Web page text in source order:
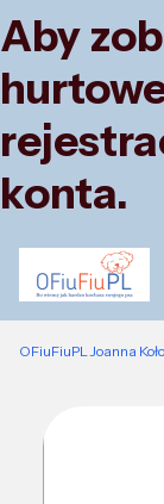
Aby
konta.
OFiuFiuPL Joanna